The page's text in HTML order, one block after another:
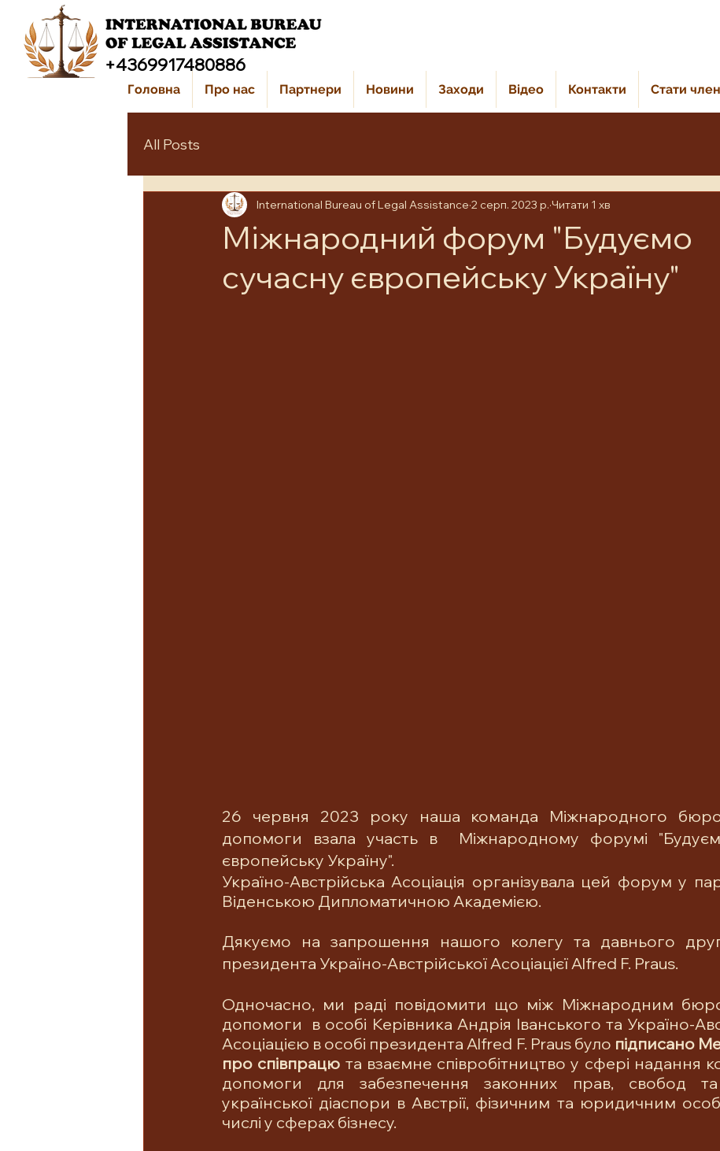
+4369917480886
Головна Про нас Партнери Новини Заходи Відео Контакти Стати
All Posts
Міжнародний форум "Будуємо
сучасну європейську Україну"
International Bureau of Legal Assistance 2 серп. 2023 р. Читати 1 хв
26 червня 2023 року наша команда Міжнародного бюро
допомоги взала участь в  Міжнародному форумі
європейську Україну".
Україно-Австрійська Асоціація організувала цей форум у
Віденською Дипломатичною Академією.
Дякуємо на запрошення нашого колегу та давнього
президента Україно-Австрійської Асоціацієї Alfred F. Praus.
Одночасно, ми раді повідомити що між Міжнародним
допомоги  в особі Керівника Андрія Іванського та Україно-
Асоціацією в особі президента Alfred F. Praus було підписано
про співпрацю та взаємне співробітництво у сфері надання
допомоги для забезпечення законних прав, свобод та
української діаспори в Австрії, фізичним та юридичним
числі у сферах бізнесу.